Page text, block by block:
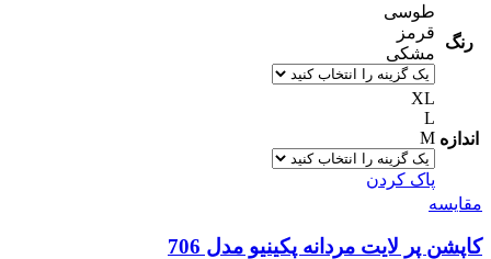
رنگ
طوسی
قرمز
مشکی
اندازه
XL
L
M
پاک کردن
مقایسه
کاپشن پر لایت مردانه پکینیو مدل 706